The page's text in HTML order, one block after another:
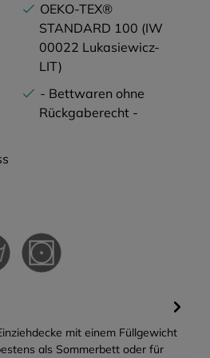
OEKO-TEX®
STANDARD 100 (IW
00022 Lukasiewicz-
LIT)
- Bettwaren ohne
Rückgaberecht -
mit einem Füllgewicht
als Sommerbett oder für